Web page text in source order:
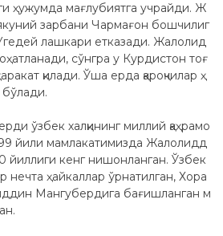
ҳужумда мағлубиятга учрайди. Ж
зарбани Чармағон бошчилиг
лашкари етказади. Жалолид
сўнгра у Курдистон тоғ
қилади. Ўша ерда қароқчилар ҳ
ўзбек халқининг миллий қаҳрамо
йили мамлакатимизда Жалолидд
йиллиги кенг нишонланган. Ўзбек
нечта ҳайкаллар ўрнатилган, Хора
Мангубердига бағишланган м